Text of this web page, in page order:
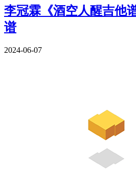
李冠霖《酒空人醒吉他
谱
2024-06-07